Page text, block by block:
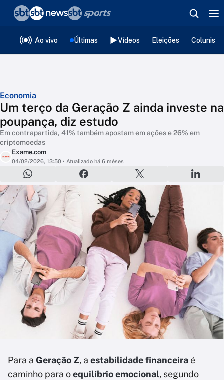
Ao vivo Últimas Vídeos Eleições
Economia
Um terço da Geração Z ainda investe na
poupança, diz estudo
Em contrapartida, 41% também apostam em ações e 26% em
criptomoedas
Exame.com
04/02/2026, 13:50 • Atualizado há 6 mêses
Para a Geração Z, a estabilidade financeira é
caminho para oequilíbrio emocional, segundo
❮voltar
Editorias